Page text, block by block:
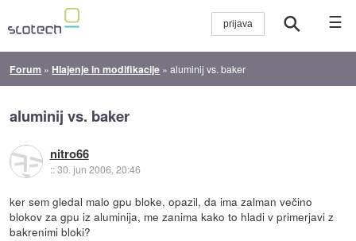
☰
Forum » Hlajenje in modifikacije »aluminij vs. baker
aluminij vs. baker
nitro66
::30. jun 2006, 20:46
ker sem gledal malo gpu bloke, opazil, da ima zalman večino
blokov za gpu iz aluminija, me zanima kako to hladi v primerjavi z
bakrenimi bloki?